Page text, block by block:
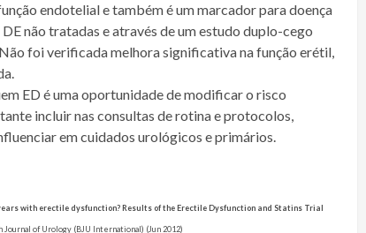
endotelial e também é um marcador para doença
não tratadas e através de um estudo duplo-cego
foi verificada melhora significativa na função erétil,
ED é uma oportunidade de modificar o risco
incluir nas consultas de rotina e protocolos,
em cuidados urológicos e primários.
with erectile dysfunction? Results of the Erectile Dysfunction and Statins Trial
Journal of Urology (BJU International) (Jun 2012)